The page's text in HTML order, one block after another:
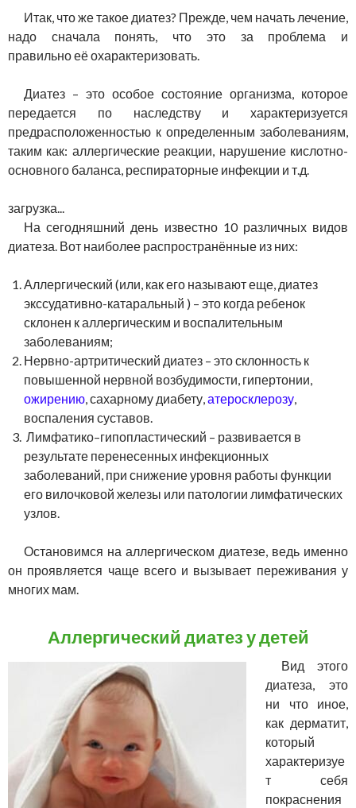
Итак, что же такое диатез? Прежде, чем начать лечение,
надо сначала понять, что это за проблема и
правильно её охарактеризовать.
Диатез – это особое состояние организма, которое
передается по наследству и характеризуется
предрасположенностью к определенным заболеваниям,
таким как: аллергические реакции, нарушение кислотно-
основного баланса, респираторные инфекции и т.д.
загрузка...
На сегодняшний день известно 10 различных видов
диатеза. Вот наиболее распространённые из них:
Аллергический (или, как его называют еще, диатез
экссудативно-катаральный ) – это когда ребенок
склонен к аллергическим и воспалительным
заболеваниям;
Нервно-артритический диатез – это склонность к
повышенной нервной возбудимости, гипертонии,
ожирению, сахарному диабету,атеросклерозу,
воспаления суставов.
Лимфатико–гипопластический – развивается в
результате перенесенных инфекционных
заболеваний, при снижение уровня работы функции
его вилочковой железы или патологии лимфатических
узлов.
Остановимся на аллергическом диатезе, ведь именно
он проявляется чаще всего и вызывает переживания у
многих мам.
Аллергический диатез у детей
Вид этого
диатеза, это
ни что иное,
как дерматит,
который
характеризуе
т себя
покраснения